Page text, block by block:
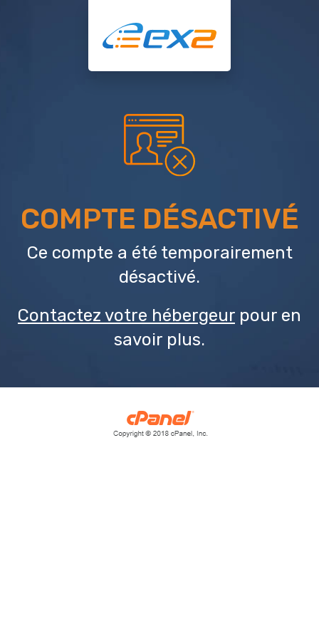
COMPTE DÉSACTIVÉ
Ce compte a été temporairement
désactivé.
Contactez votre hébergeur pour en
savoir plus.